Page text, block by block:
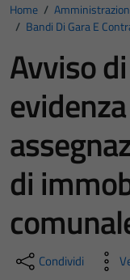
Home /
/ Bandi Di Gara E
Avviso
di
Condividi